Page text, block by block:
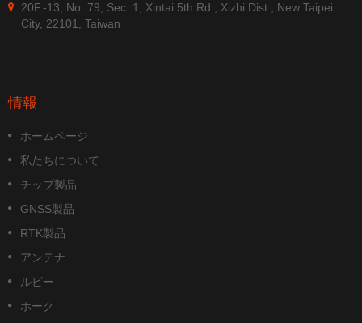
20F.-13, No. 79, Sec. 1, Xintai 5th Rd., Xizhi Dist., New Taipei
City, 22101, Taiwan
情報
ホームページ
私たちについて
チップ製品
GNSS製品
RTK製品
アンテナ
ルビー
ホーク